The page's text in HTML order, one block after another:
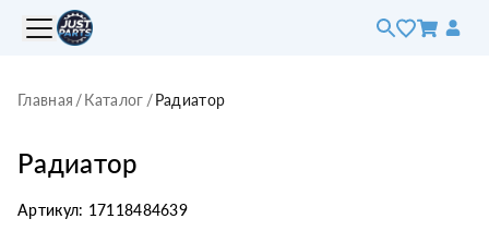
Главная /Каталог /Радиатор
Радиатор
Артикул: 17118484639